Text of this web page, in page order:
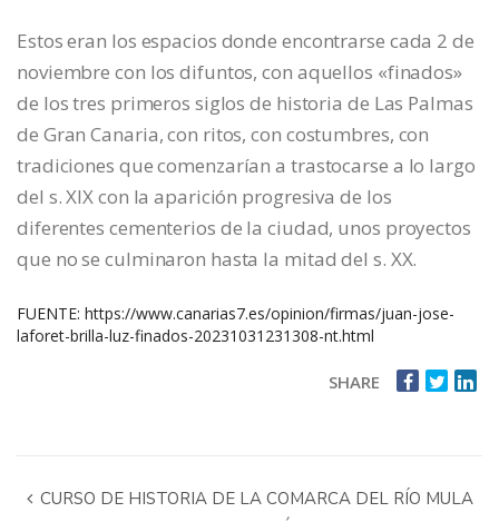
Estos eran los espacios donde encontrarse cada 2 de
noviembre con los difuntos, con aquellos «finados»
de los tres primeros siglos de historia de Las Palmas
de Gran Canaria, con ritos, con costumbres, con
tradiciones que comenzarían a trastocarse a lo largo
del s. XIX con la aparición progresiva de los
diferentes cementerios de la ciudad, unos proyectos
que no se culminaron hasta la mitad del s. XX.
FUENTE: https://www.canarias7.es/opinion/firmas/juan-jose-
laforet-brilla-luz-finados-20231031231308-nt.html
SHARE
CURSO DE HISTORIA DE LA COMARCA DEL RÍO MULA